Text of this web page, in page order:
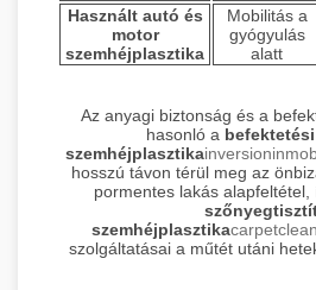
Használt autó és
motor
szemhéjplasztika
Mobilitás a
gyógyulás
alatt
Az anyagi biztonság és a
hasonló a
szemhéjplasztika
hosszú távon térül meg az
pormentes lakás alapfeltétel,
szemhéjplasztika
szolgáltatásai a műtét utáni